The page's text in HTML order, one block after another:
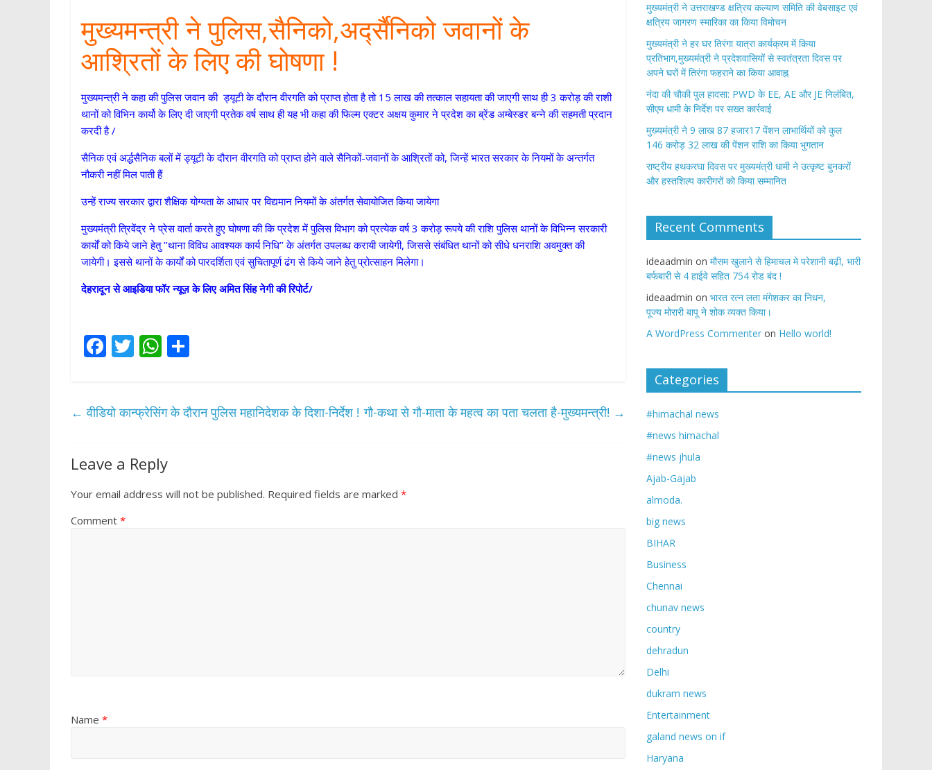
मुख्यमन्त्री ने पुलिस,सैनिको,अर्द्सैनिको जवानों के
आश्रितों के लिए की घोषणा !
मुख्यमन्त्री ने कहा की पुलिस जवान की ड्यूटी के दौरान वीरगति को प्राप्त होता है तो 15 लाख की तत्काल सहायता की जाएगी साथ ही 3 करोड़ की राशी
थानों को विभिन कार्यो के लिए दी जाएगी प्रतेक वर्ष साथ ही यह भी कहा की फिल्म एक्टर अक्षय कुमार ने प्रदेश का ब्रेंड अम्बेस्डर बन्ने की सहमती प्रदान
करदी है /
सैनिक एवं अर्द्धसैनिक बलों में ड्यूटी के दौरान वीरगति को प्राप्त होने वाले सैनिकों-जवानों के आश्रितों को, जिन्हें भारत सरकार के नियमों के अन्तर्गत
नौकरी नहीं मिल पाती हैं
उन्हें राज्य सरकार द्वारा शैक्षिक योग्यता के आधार पर विद्यमान नियमों के अंतर्गत सेवायोजित किया जायेगा
मुख्यमंत्री त्रिवेंद्र ने प्रेस वार्ता करते हुए घोषणा की कि प्रदेश में पुलिस विभाग को प्रत्येक वर्ष 3 करोड़ रूपये की राशि पुलिस थानों के विभिन्न सरकारी
कार्यों को किये जाने हेतु ’’थाना विविध आवश्यक कार्य निधि’’ के अंतर्गत उपलब्ध करायी जायेगी, जिससे संबंधित थानों को सीधे धनराशि अवमुक्त की
जायेगी। इससे थानों के कार्यों को पारदर्शिता एवं सुचितापूर्ण ढंग से किये जाने हेतु प्रोत्साहन मिलेगा।
देहरादून से आइडिया फॉर न्यूज़ के लिए अमित सिंह नेगी की रिपोर्ट/
F
b
o
k
T
er
W
s
p
p
e
← वीडियो कान्फ्रेसिंग के दौरान पुलिस महानिदेशक के दिशा-निर्देश ! गौ-कथा से गौ-माता के महत्व का पता चलता है-मुख्यमन्त्री! →
Leave a Reply
Your email address will not be published. Required fields are marked *
Comment *
Name *
मुख्यमंत्री ने उत्तराखण्ड क्षत्रिय कल्याण समिति की वेबसाइट एवं
क्षत्रिय जागरण स्मारिका का किया विमोचन
मुख्यमंत्री ने हर घर तिरंगा यात्रा कार्यक्रम में किया
प्रतिभाग,मुख्यमंत्री ने प्रदेशवासियों से स्वतंत्रता दिवस पर
अपने घरों में तिरंगा फहराने का किया आवाह्न
नंदा की चौकी पुल हादसा: PWD के EE, AE और JE निलंबित,
सीएम धामी के निर्देश पर सख्त कार्रवाई
मुख्यमंत्री ने 9 लाख 87 हजार17 पेंशन लाभार्थियों को कुल
146 करोड़ 32 लाख की पेंशन राशि का किया भुगतान
राष्ट्रीय हथकरघा दिवस पर मुख्यमंत्री धामी ने उत्कृष्ट बुनकरों
और हस्तशिल्प कारीगरों को किया सम्मानित
Recent Comments
ideaadmin on मौसम खुलाने से हिमाचल मे परेशानी बढ़ी, भारी
बर्फबारी से 4 हाईवे सहित 754 रोड बंद !
ideaadmin on भारत रत्न लता मंगेशकर का निधन,
पूज्य मोरारी बापू ने शोक व्यक्त किया।
A WordPress Commenter on Hello world!
Categories
#himachal news
#news himachal
#news jhula
Ajab-Gajab
almoda.
big news
BIHAR
Business
Chennai
chunav news
country
dehradun
Delhi
dukram news
Entertainment
galand news on if
Haryana